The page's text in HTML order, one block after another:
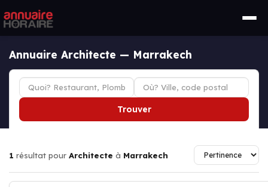
Annuaire Architecte — Marrakech
Trouver
1 résultat pour Architecte à Marrakech